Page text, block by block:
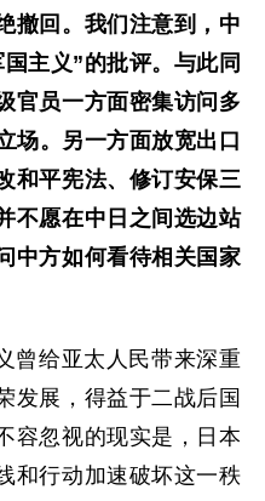
撤回。我们注意到，中
主义”的批评。与此同
官员一方面密集访问多
场。另一方面放宽出口
和平宪法、修订安保三
不愿在中日之间选边站
中方如何看待相关国家
曾给亚太人民带来深重
发展，得益于二战后国
容忽视的现实是，日本
和行动加速破坏这一秩